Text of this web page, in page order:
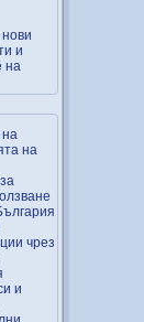
и
на
на
чрез
и